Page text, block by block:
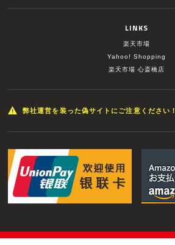
LINKS
楽天市場
Yahoo! Shopping
楽天市場 心斎橋店
弊社運営を装った偽サイトにご注意ください！